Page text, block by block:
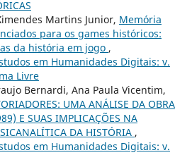
Martins Junior, Memória
para os games históricos:
da história em jogo ,
em Humanidades Digitais: v.
Livre
Bernardi, Ana Paula Vicentim,
UMA ANÁLISE DA OBRA
E SUAS IMPLICAÇÕES NA
DA HISTÓRIA ,
em Humanidades Digitais: v.